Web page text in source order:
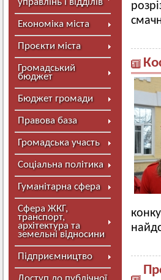
управлінь і відділів
Економіка міста
Проєкти міста
Громадський
бюджет
Бюджет громади
Правова база
Громадська участь
Соціальна політика
Гуманітарна сфера
Сфера ЖКГ,
транспорт,
архітектура та
земельні відносини
Підприємництво